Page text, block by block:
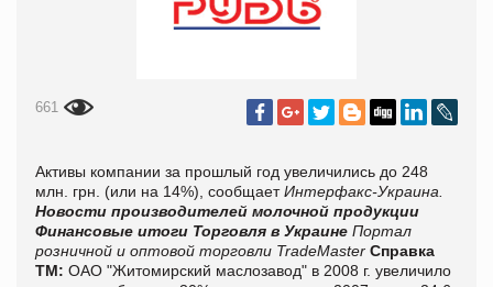
661
Активы компании за прошлый год увеличились до 248
млн. грн. (или на 14%), сообщаетИнтерфакс-Украина.
Новости производителей молочной продукции
Финансовые итоги Торговля в Украине Портал
розничной и оптовой торговли TradeMaster Справка
ТМ: ОАО "Житомирский маслозавод" в 2008 г. увеличило